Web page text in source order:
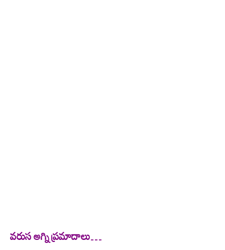
వ‌రుస అగ్ని ప్ర‌మాదాలు…